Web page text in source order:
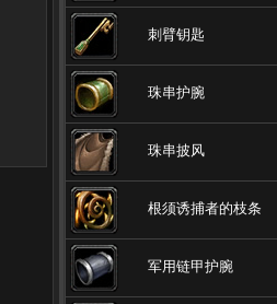
刺臂钥匙
珠串护腕
珠串披风
根须诱捕者的枝条
军用链甲护腕